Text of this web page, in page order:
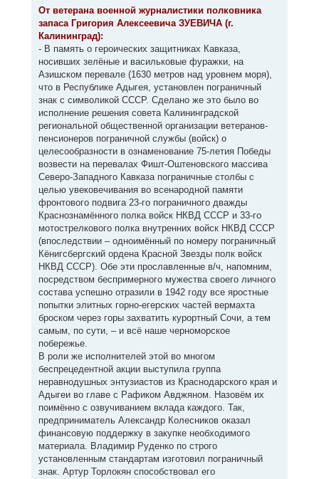
о
щ
е
и
е
От ветерана военной журналистики полковника
запаса Григория Алексеевича ЗУЕВИЧА (г.
Калининград):
- В память о героических защитниках Кавказа,
носивших зелёные и васильковые фуражки, на
Азишском перевале (1630 метров над уровнем моря),
что в Республике Адыгея, установлен пограничный
знак с символикой СССР. Сделано же это было во
исполнение решения совета Калининградской
региональной общественной организации ветеранов-
пенсионеров пограничной службы (войск) о
целесообразности в ознаменование 75-летия Победы
возвести на перевалах Фишт-Оштеновского массива
Северо-Западного Кавказа пограничные столбы с
целью увековечивания во всенародной памяти
фронтового подвига 23-го пограничного дважды
Краснознамённого полка войск НКВД СССР и 33-го
мотострелкового полка внутренних войск НКВД СССР
(впоследствии – одноимённый по номеру пограничный
Кёнигсбергский ордена Красной Звезды полк войск
НКВД СССР). Обе эти прославленные в/ч, напомним,
посредством беспримерного мужества своего личного
состава успешно отразили в 1942 году все яростные
попытки элитных горно-егерских частей вермахта
броском через горы захватить курортный Сочи, а тем
самым, по сути, – и всё наше черноморское
побережье.
В роли же исполнителей этой во многом
беспрецедентной акции выступила группа
неравнодушных энтузиастов из Краснодарского края и
Адыгеи во главе с Рафиком Авджяном. Назовём их
поимённо с озвучиванием вклада каждого. Так,
предприниматель Александр Колесников оказал
финансовую поддержку в закупке необходимого
материала. Владимир Руденко по строго
установленным стандартам изготовил пограничный
знак. Артур Торлокян способствовал его